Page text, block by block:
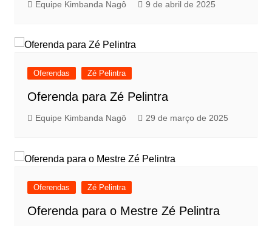
Equipe Kimbanda Nagô 9 de abril de 2025
Oferendas Zé Pelintra
Oferenda para Zé Pelintra
Equipe Kimbanda Nagô 29 de março de 2025
Oferendas Zé Pelintra
Oferenda para o Mestre Zé Pelintra